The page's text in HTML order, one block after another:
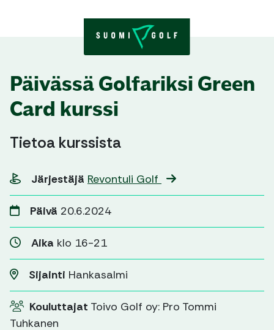
Päivässä Golfariksi Green
Card kurssi
Tietoa kurssista
Järjestäjä Revontuli Golf
Päivä 20.6.2024
Aika klo 16-21
Sijainti Hankasalmi
Kouluttajat Toivo Golf oy: Pro Tommi
Tuhkanen